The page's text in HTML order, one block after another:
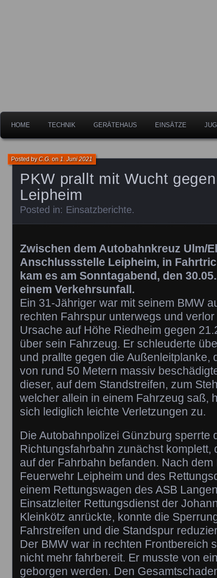
HOME TECHNIK GERÄTEHAUS EINSÄTZE
PKW prallt mit Wucht
Leipheim
Posted byC.G. on1. Juni 2021
Posted in: Einsatzberichte.
Zwischen dem Autobahnkreuz Ulm/
Anschlussstelle Leipheim, in
kam es am Sonntagabend, den
einem Verkehrsunfall.
Ein 31-Jähriger war mit seinem BMW
rechten Fahrspur unterwegs und
Ursache auf Höhe Riedheim gegen
über sein Fahrzeug. Er schleuderte
und prallte gegen die Außenleitplanke,
von rund 50 Metern massiv
dieser, auf dem Standstreifen, zum
welcher allein in einem Fahrzeug saß,
sich lediglich leichte Verletzungen zu.
Die Autobahnpolizei Günzburg sperrte
Richtungsfahrbahn zunächst komplett,
auf der Fahrbahn befanden. Nach dem
Feuerwehr Leipheim und des
einem Rettungswagen des ASB
Einsatzleiter Rettungsdienst der
Kleinkötz anrückte, konnte die
Fahrstreifen und die Standspur
Der BMW war in rechten Frontbereich
nicht mehr fahrbereit. Er musste von
geborgen werden. Den